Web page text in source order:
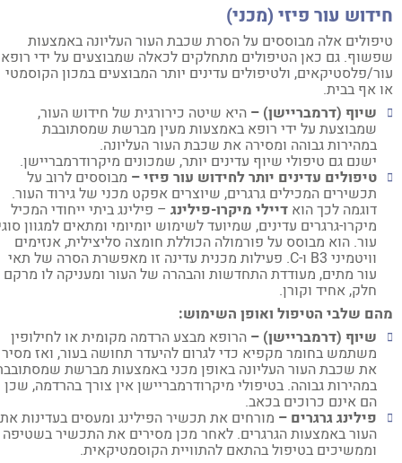
עור פיזי (מכני)
אלה מבוססים על הסרת שכבת העור העליונה באמצעות
גם כאן הטיפולים מתחלקים לכאלה שמבוצעים על ידי רופאי
פלסטיקאים, ולטיפולים עדינים יותר המבוצעים במכון הקוסמטי
אף בבית.
שיוף (דרמבריישן) –היא שיטה כירורגית של חידוש העור,
שמבוצעת על ידי רופא באמצעות מעין מברשת שמסתובבת
במהירות גבוהה ומסירה את שכבת העור העליונה.
ישנם גם טיפולי שיוף עדינים יותר, שמכונים מיקרודרמבריישן.
טיפולים עדינים יותר לחידוש עור פיזי –מבוססים לרוב על
תכשירים המכילים גרגרים, שיוצרים אפקט מכני של גירוד העור.
דוגמה לכך הואדיילי מיקרו-פילינג– פילינג ביתי ייחודי המכיל
מיקרו-גרגרים עדינים, שמיועד לשימוש יומיומי ומתאים למגוון סוגי
עור. הוא מבוסס על פורמולה הכוללת חומצה סליצילית, אנזימים
וויטמיני B3 ו-C. פעילות מכנית עדינה זו מאפשרת הסרה של תאי
עור מתים, מעודדת התחדשות והבהרה של העור ומעניקה לו מרקם
חלק, אחיד וקורן.
שלבי הטיפול ואופן השימוש:
שיוף (דרמבריישן) –הרופא מבצע הרדמה מקומית או לחילופין
משתמש בחומר מקפיא כדי לגרום להיעדר תחושה בעור, ואז מסיר
את שכבת העור העליונה באופן מכני באמצעות מברשת שמסתובבת
במהירות גבוהה. בטיפולי מיקרודרמבריישן אין צורך בהרדמה, שכן
הם אינם כרוכים בכאב.
פילינג גרגרים –מורחים את תכשיר הפילינג ומעסים בעדינות את
העור באמצעות הגרגרים. לאחר מכן מסירים את התכשיר בשטיפה
וממשיכים בטיפול בהתאם להתוויית הקוסמטיקאית.